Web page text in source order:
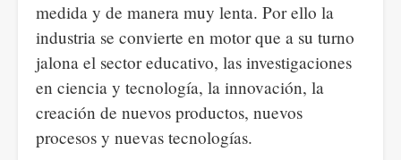
medida y de manera muy lenta. Por ello la
industria se convierte en motor que a su turno
jalona el sector educativo, las investigaciones
en ciencia y tecnología, la innovación, la
creación de nuevos productos, nuevos
procesos y nuevas tecnologías.